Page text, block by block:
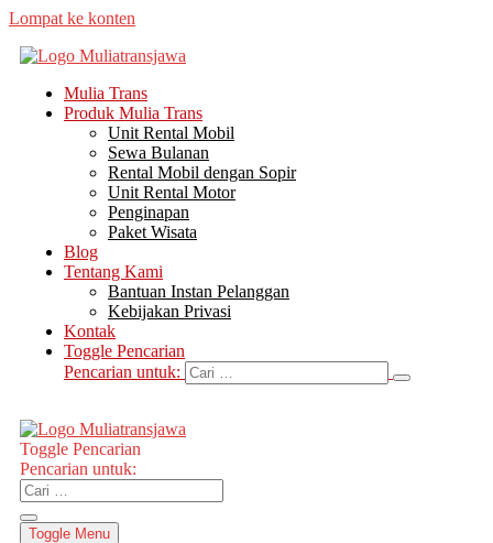
Lompat ke konten
Mulia Trans
Produk Mulia Trans
Unit Rental Mobil
Sewa Bulanan
Rental Mobil dengan Sopir
Unit Rental Motor
Penginapan
Paket Wisata
Blog
Tentang Kami
Bantuan Instan Pelanggan
Kebijakan Privasi
Kontak
Toggle Pencarian
Pencarian untuk:
Toggle Pencarian
Pencarian untuk:
Toggle Menu